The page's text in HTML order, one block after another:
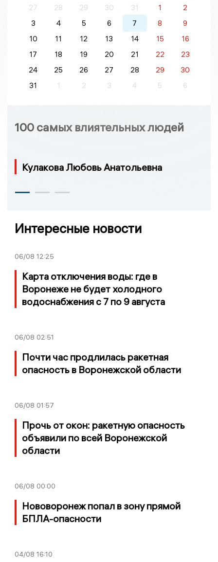
27
28 29 30 31 1
2
3
4 5 6 7 8
9
10
11 12 13 14 15
16
17
18 19 20 21 22
23
24
25 26 27 28 29
30
31
1 2 3 4 5 6
100 самых влиятельных людей
Кулакова Любовь Анатольевна
Интересные новости
06/08 12:25
Карта отключения воды: где в
Воронеже не будет холодного
водоснабжения с 7 по 9 августа
06/08 02:51
Почти час продлилась ракетная
опасность в Воронежской области
06/08 01:57
Прочь от окон: ракетную опасность
объявили по всей Воронежской
области
06/08 00:00
Нововоронеж попал в зону прямой
БПЛА-опасности
04/08 16:10